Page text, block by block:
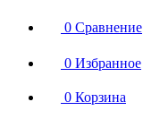
0 Сравнение
0 Избранное
0 Корзина